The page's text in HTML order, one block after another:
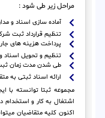
مراحل زیر طی شود :
آماده سازی اسناد و
تنظیم قرارداد ثبت
پرداخت هزینه های
تنظیم و تحویل اسناد
طی شدن مدت زمان
ارائه اسناد ثبتی به
مجموعه ثبتا توانسته با
اشتغال به کار و استخدام
اکنون کلیه متقاضیان